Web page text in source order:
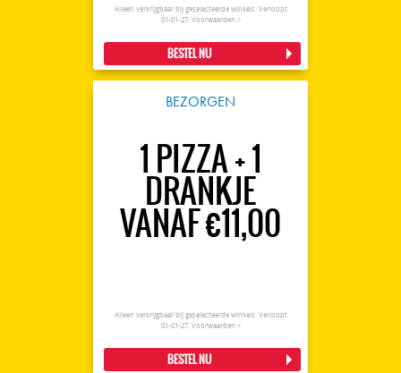
Alleen verkrijgbaar bij geselecteerde winkels. Verloopt
01-01-27. Voorwaarden >
BESTEL NU
BEZORGEN
1 PIZZA + 1
DRANKJE
VANAF €11,00
Alleen verkrijgbaar bij geselecteerde winkels. Verloopt
01-01-27. Voorwaarden >
BESTEL NU